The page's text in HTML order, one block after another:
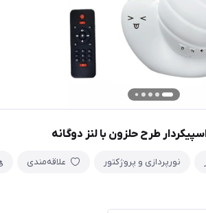
طرح حلزون با لنز دوگانه
نورپردازی و پروژکتور علاقه‌مندی